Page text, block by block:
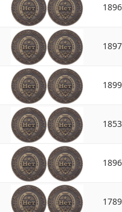
1896
1897
1899
1853
1896
1789